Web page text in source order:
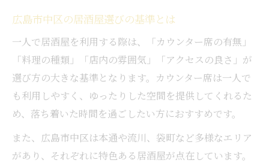
居酒屋の地元料理で広島気分を満喫
カウンター席で味わう広島の居酒屋文化
居酒屋のカウンター席で一人を楽しむ
広島の居酒屋文化とカウンターの魅力
一人飲みで感じるカウンター席の良さ
居酒屋カウンターで地元料理を堪能
カウンター席ならではの居酒屋体験
静かな夜に一人で楽しむ居酒屋選びのコツ
広島市中区の居酒屋選びの基準とは
一人で居酒屋を利用する際は、「カウンター席の有無」
「料理の種類」「店内の雰囲気」「アクセスの良さ」が
選び方の大きな基準となります。カウンター席は一人で
も利用しやすく、ゆったりした空間を提供してくれるた
め、落ち着いた時間を過ごしたい方におすすめです。
また、広島市中区は本通や流川、袋町など多様なエリア
があり、それぞれに特色ある居酒屋が点在しています。